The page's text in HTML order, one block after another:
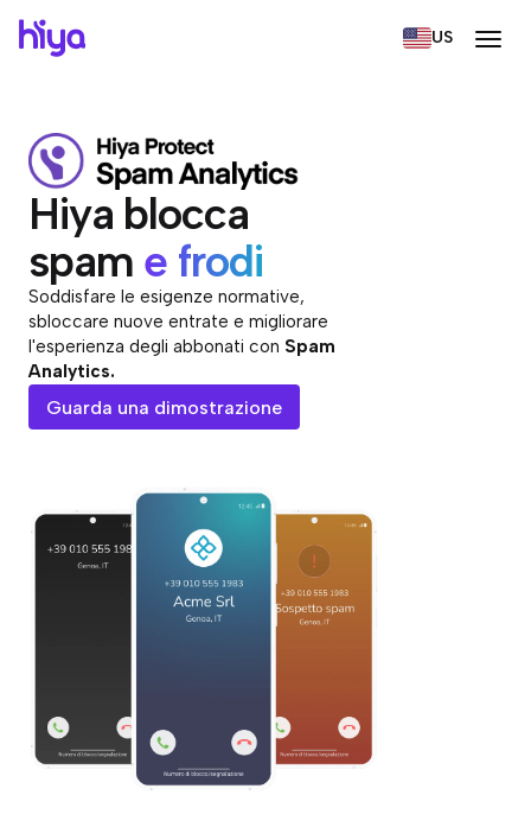
US
Hiya blocca
‍spam e frodi
Soddisfare le esigenze normative,
sbloccare nuove entrate e migliorare
l'esperienza degli abbonati con Spam
Analytics.
Guarda una dimostrazione